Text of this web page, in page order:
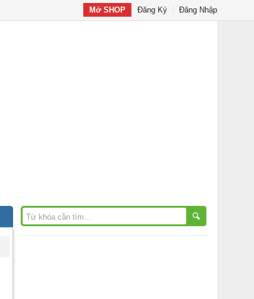
Mở SHOP Đăng Ký Đăng Nhập